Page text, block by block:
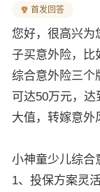
首发回答
您好，很高兴为
子买意外险，比
综合意外险三个
可达50万元，
大值，转嫁意外
小神童少儿综合
1、投保方案灵